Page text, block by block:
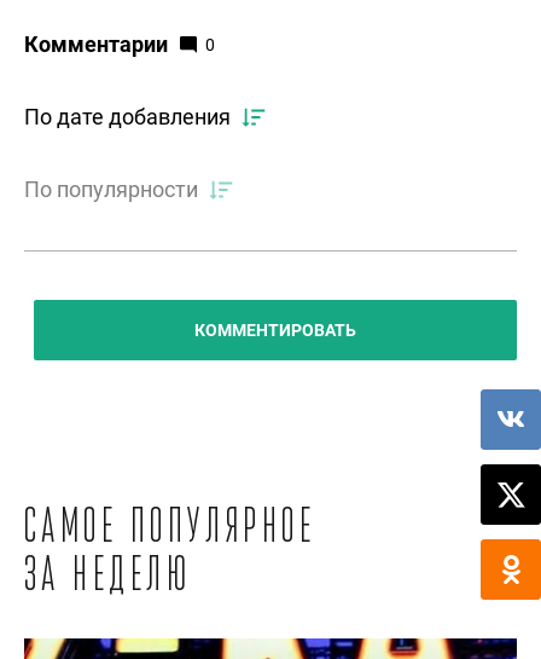
Комментарии 0
По дате добавления
По популярности
КОММЕНТИРОВАТЬ
Самое популярное
за неделю